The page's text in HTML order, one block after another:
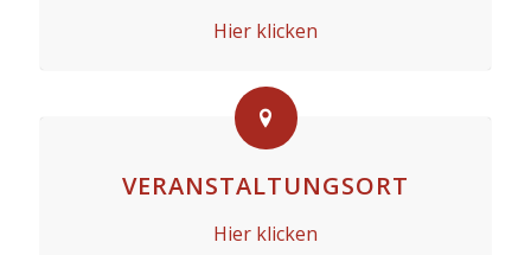
Hier klicken
VERANSTALTUNGSORT
Hier klicken